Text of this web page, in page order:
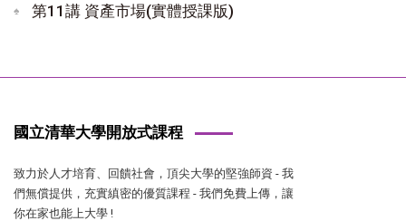
第11講 資產市場(實體授課版)
國立清華大學開放式課程
致力於人才培育、回饋社會，頂尖大學的堅強師資 - 我
們無償提供，充實縝密的優質課程 - 我們免費上傳，讓
你在家也能上大學 !